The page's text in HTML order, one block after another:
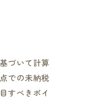
づいて計算
での未納税
すべきポイ